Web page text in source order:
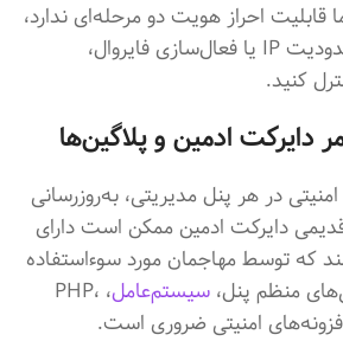
احراز هویت دو مرحله‌ای ندارد،
می‌توانید با تنظیم محدودیت IP یا فعال‌سازی فایروال،
کنید.
دایرکت ادمین و پلاگین‌ها
در هر پنل مدیریتی، به‌روزرسانی
دایرکت ادمین ممکن است دارای
که توسط مهاجمان مورد سوءاستفاده
منظم پنل، سیستم‌عامل ، PHP،